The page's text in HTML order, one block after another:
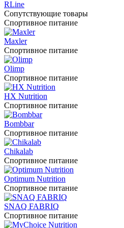
RLine
Сопутствующие товары
Спортивное питание
Maxler
Спортивное питание
Olimp
Спортивное питание
HX Nutrition
Спортивное питание
Bombbar
Спортивное питание
Chikalab
Спортивное питание
Optimum Nutrition
Спортивное питание
SNAQ FABRIQ
Спортивное питание